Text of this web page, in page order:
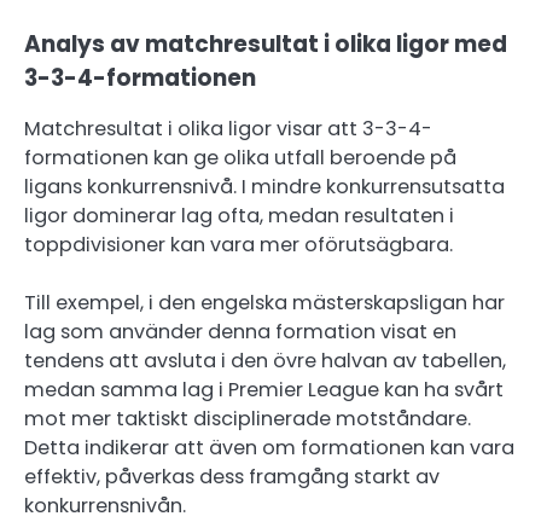
Analys av matchresultat i olika ligor med
3-3-4-formationen
Matchresultat i olika ligor visar att 3-3-4-
formationen kan ge olika utfall beroende på
ligans konkurrensnivå. I mindre konkurrensutsatta
ligor dominerar lag ofta, medan resultaten i
toppdivisioner kan vara mer oförutsägbara.
Till exempel, i den engelska mästerskapsligan har
lag som använder denna formation visat en
tendens att avsluta i den övre halvan av tabellen,
medan samma lag i Premier League kan ha svårt
mot mer taktiskt disciplinerade motståndare.
Detta indikerar att även om formationen kan vara
effektiv, påverkas dess framgång starkt av
konkurrensnivån.